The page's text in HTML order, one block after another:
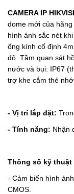
CAMERA IP
dome mới của
hình ảnh sắc nét
ống kính cố định
độ. Tầm quan sát
nước và bụi: IP67
trợ khe cắm thẻ
- Vị trí lắp đặt:
- Tính năng: Nhận
Thông số kỹ thuật
- Cảm biến hình
CMOS.